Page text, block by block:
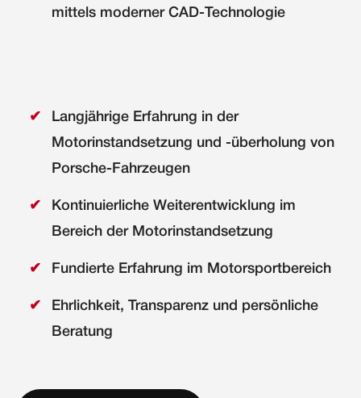
mittels moderner CAD-Technologie
Langjährige Erfahrung in der
Motorinstandsetzung und -überholung von
Porsche-Fahrzeugen
Kontinuierliche Weiterentwicklung im
Bereich der Motorinstandsetzung
Fundierte Erfahrung im Motorsportbereich
Ehrlichkeit, Transparenz und persönliche
Beratung